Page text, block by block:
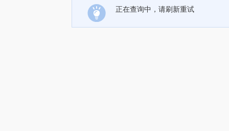
正在查询中，请刷新重试